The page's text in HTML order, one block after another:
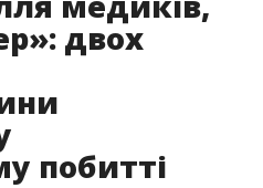
двох
побитті